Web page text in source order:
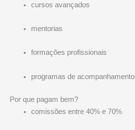
cursos avançados
mentorias
formações profissionais
programas de acompanhamento
Por que pagam bem?
comissões entre 40% e 70%